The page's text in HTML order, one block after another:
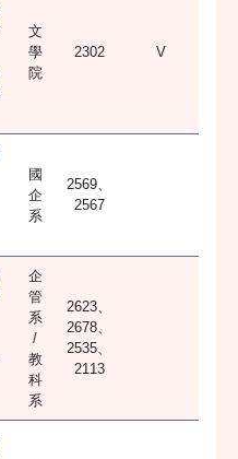
文
學
院
2302 V
國
企
系
2569、
2567
企
管
系
/
教
科
系
2623、
2678、
2535、
2113